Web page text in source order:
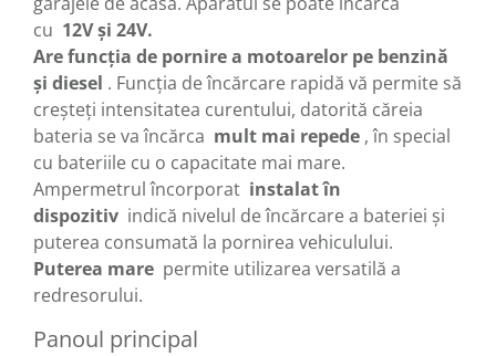
cu 12V și 24V.
Are funcția de pornire a motoarelor pe benzină
și diesel . Funcția de încărcare rapidă vă permite să
creșteți intensitatea curentului, datorită căreia
bateria se va încărca mult mai repede , în special
cu bateriile cu o capacitate mai mare.
Ampermetrul încorporat instalat în
dispozitiv indică nivelul de încărcare a bateriei și
puterea consumată la pornirea vehiculului.
Puterea mare permite utilizarea versatilă a
redresorului.
Panoul principal